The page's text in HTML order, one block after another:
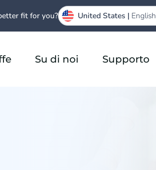
Su di noi Supporto
fit for you? United States | English